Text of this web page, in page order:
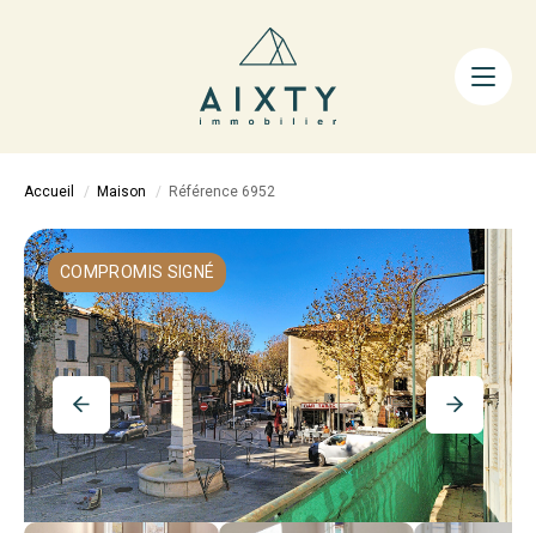
ACHETER
AIXTY & VOUS
Nos Agences
Nos Équipes
Nos Tarifs
Nos Biens Vendus
Notre City Guide
Accueil Maison Référence 6952
COMPROMIS SIGNÉ